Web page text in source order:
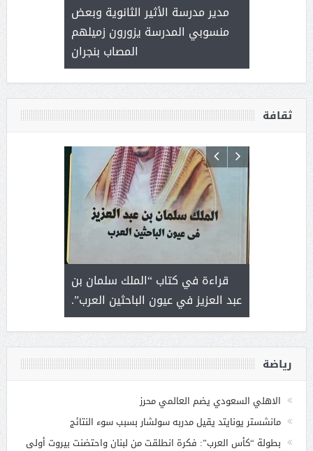
( محمد
مدير مدرسة الأثير الثانوية وبعض
منسوبي المدرسة يزورون زميلهم
المصاب بنجران
) .. ميراث
ثقافة
قراءة في كتاب “الملك سلمان بن
عبد العزيز في عيون الباحثين العرب”.
لايعرف
رياضة
الاهلي السعودي يضم العالمي محرز
مانشستر يونايتد يقيل مدربه سولشار بسبب سوء النتائج
بطولة “كأس العرب”: فكرة انطلقت من لبنان واحتضنت بيروت أولى